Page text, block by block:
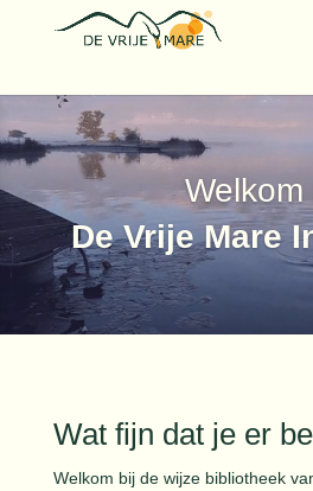
Welkom
De Vrije Mare
Wat fijn dat je er
Welkom bij de wijze bibliotheek